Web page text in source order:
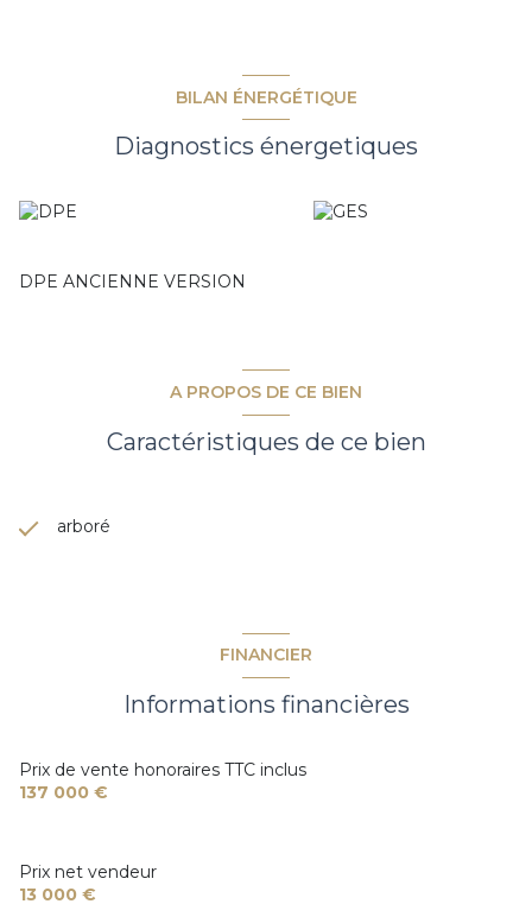
BILAN ÉNERGÉTIQUE
Diagnostics énergetiques
DPE ANCIENNE VERSION
A PROPOS DE CE BIEN
Caractéristiques de ce bien
arboré
FINANCIER
Informations financières
Prix de vente honoraires TTC inclus
137 000 €
Prix net vendeur
13 000 €